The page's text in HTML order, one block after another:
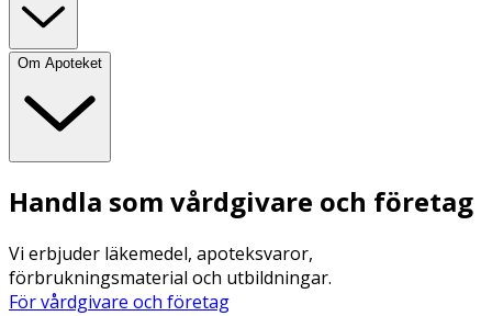
Om Apoteket
Handla som vårdgivare och företag
Vi erbjuder läkemedel, apoteksvaror,
förbrukningsmaterial och utbildningar.
För vårdgivare och företag